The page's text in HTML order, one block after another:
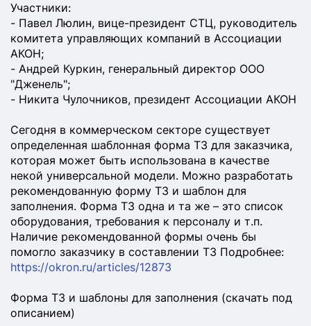
Участники:
- Павел Люлин, вице-президент СТЦ, руководитель
комитета управляющих компаний в Ассоциации
АКОН;
- Андрей Куркин, генеральный директор ООО
"Дженель";
- Никита Чулочников, президент Ассоциации АКОН
Сегодня в коммерческом секторе существует
определенная шаблонная форма ТЗ для заказчика,
которая может быть использована в качестве
некой универсальной модели. Можно разработать
рекомендованную форму ТЗ и шаблон для
заполнения. Форма ТЗ одна и та же – это список
оборудования, требования к персоналу и т.п.
Наличие рекомендованной формы очень бы
помогло заказчику в составлении ТЗ Подробнее:
https://okron.ru/articles/12873
Форма ТЗ и шаблоны для заполнения (скачать под
описанием)